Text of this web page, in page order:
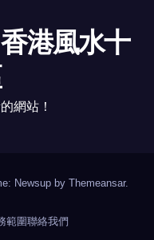
港風水十
網站！
Newsup by Themeansar.
範圍聯絡我們